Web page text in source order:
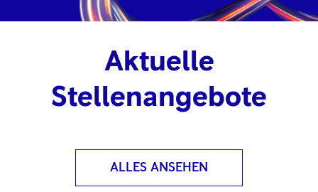
Aktuelle
Stellenangebote
ALLES ANSEHEN